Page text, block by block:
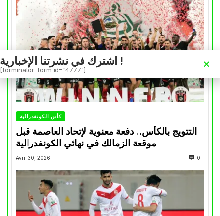
كأس الكونفدرالية
التتويج بالكأس.. دفعة معنوية لإتحاد العاصمة قبل
موقعة الزمالك في نهائي الكونفدرالية
Avril 30, 2026 0
اشترك في نشرتنا الإخبارية !
[forminator_form id="4777"]